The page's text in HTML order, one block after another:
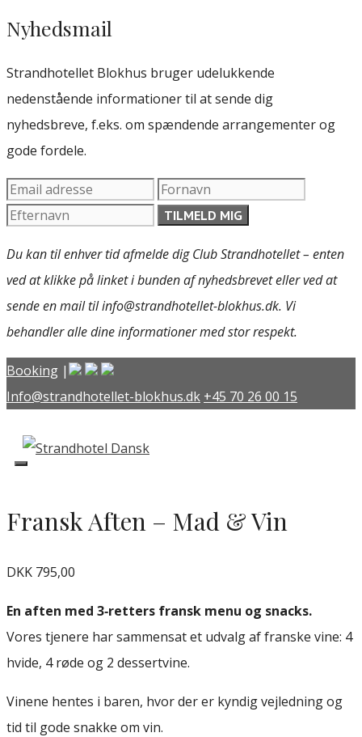
Nyhedsmail
Strandhotellet Blokhus bruger udelukkende
nedenstående informationer til at sende dig
nyhedsbreve, f.eks. om spændende arrangementer og
gode fordele.
Du kan til enhver tid afmelde dig Club Strandhotellet – enten
ved at klikke på linket i bunden af nyhedsbrevet eller ved at
sende en mail til info@strandhotellet-blokhus.dk. Vi
behandler alle dine informationer med stor respekt.
Hop
til
Booking |
Info@strandhotellet-blokhus.dk +45 70 26 00 15
Fransk Aften – Mad & Vin
DKK 795,00
En aften med 3‑retters fransk menu og snacks.
Vores tjenere har sammensat et udvalg af franske vine: 4
hvide, 4 røde og 2 dessertvine.
Vinene hentes i baren, hvor der er kyndig vejledning og
tid til gode snakke om vin.